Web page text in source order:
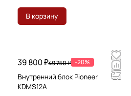
В корзину
39 800 ₽49 750 ₽ -20%
Внутренний блок Pioneer
KDMS12A